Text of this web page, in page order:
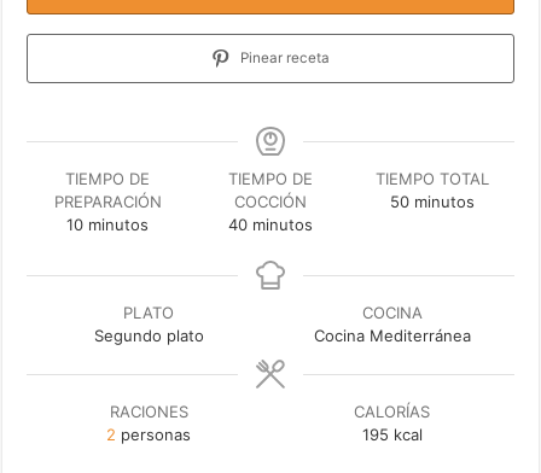
Pinear receta
TIEMPO DE
PREPARACIÓN
10minutos
minutos
TIEMPO DE
COCCIÓN
40minutos
minutos
TIEMPO TOTAL
50minutos
minutos
PLATO
Segundo plato
COCINA
Cocina Mediterránea
RACIONES
2 personas
CALORÍAS
195 kcal